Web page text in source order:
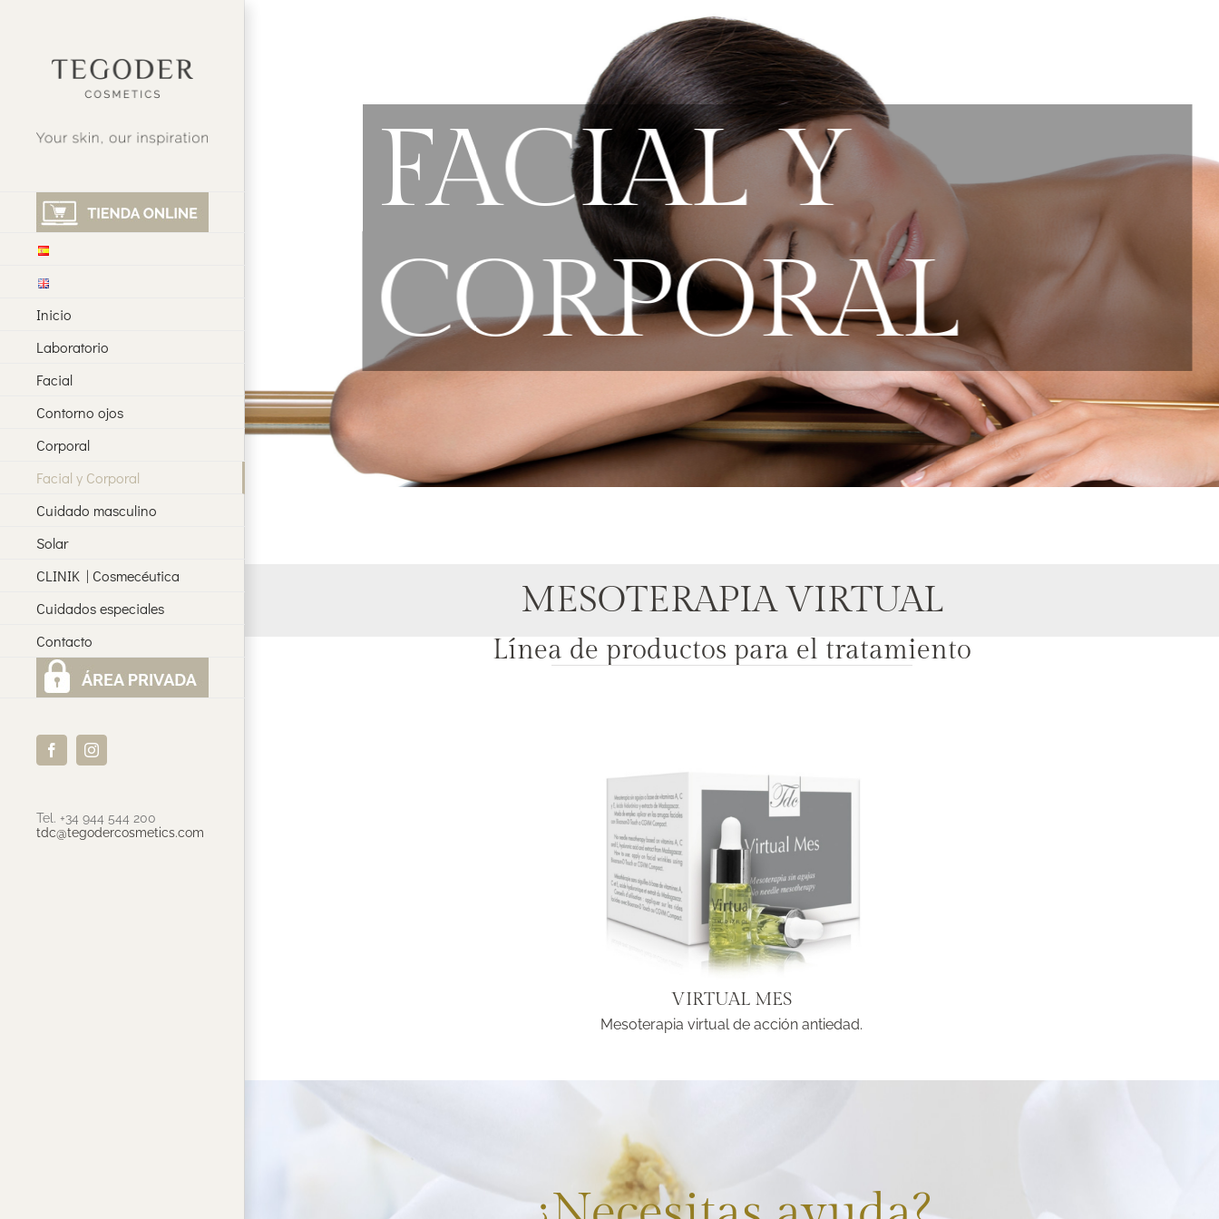
Inicio
Laboratorio
Facial
Contorno ojos
Corporal
Facial y Corporal
Cuidado masculino
Solar
CLINIK | Cosmecéutica
Cuidados especiales
Contacto
FacebookInstagram
Tel. +34 944 544 200
tdc@tegodercosmetics.com
FACIAL Y
CORPORAL
MESOTERAPIA VIRTUAL
Línea de productos para el tratamiento
VIRTUAL MES
Mesoterapia virtual de acción antiedad.